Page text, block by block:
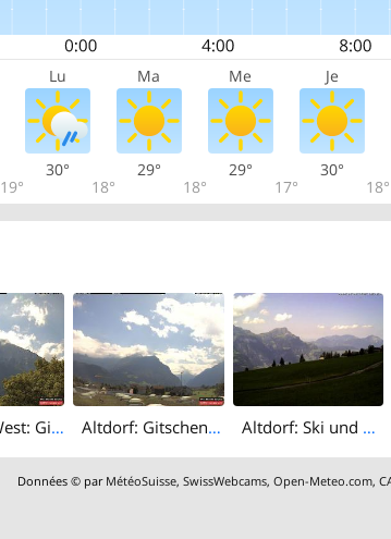
Lu Ma Me Je
19°
30°
18°
29°
18°
29°
17°
30°
18°
Altdorf › West: Gitschen Altdorf: Gitschenen Altdorf: Ski und Wandergebiet Eggbergen, Uri (1450müM)
Données © par MétéoSuisse,SwissWebcams,Open-Meteo.com,